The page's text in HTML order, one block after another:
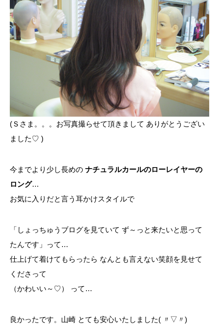
(Ｓさま。。。お写真撮らせて頂きまして ありがとうござい
ました♡ )
今までより少し長めの ナチュラルカールのローレイヤーの
ロング…
お気に入りだと言う耳かけスタイルで
「しょっちゅうブログを見ていて ず～っと来たいと思って
たんです」って…
仕上げて着けてもらったら なんとも言えない笑顔を見せて
くださって
（かわいい～♡） って…
良かったです。山崎 とても安心いたしました( 〃▽〃)